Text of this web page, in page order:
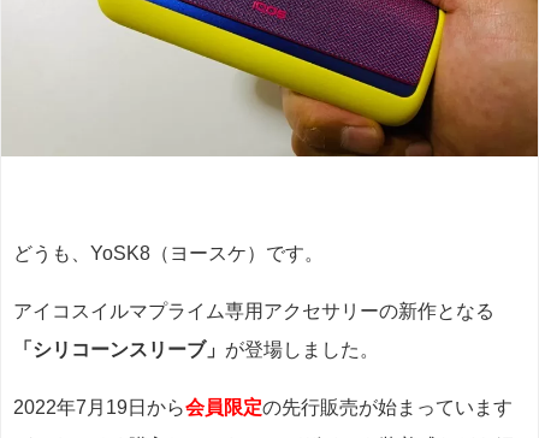
どうも、YoSK8（ヨースケ）です。
アイコスイルマプライム専用アクセサリーの新作となる
「シリコーンスリーブ」 が登場しました。
2022年7月19日から会員限定の先行販売が始まっています